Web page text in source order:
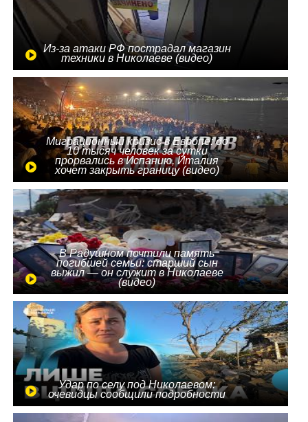
Из-за атаки РФ пострадал магазин
техники в Николаеве (видео)
Миграционный кризис в Европе: до
10 тысяч человек за сутки
прорвались в Испанию, Италия
хочет закрыть границу (видео)
В Радушном почтили память
погибшей семьи: старший сын
выжил — он служит в Николаеве
(видео)
Удар по селу под Николаевом:
очевидцы сообщили подробности